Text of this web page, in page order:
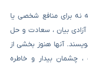
نه برای منافع شخصی یا
آزادی بیان ، سعادت و حل
آنها هنوز بخشی از
چشمان بیدار و خاطره